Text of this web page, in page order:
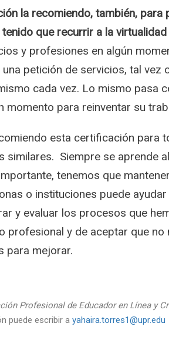
la recomiendo, también,
que recurrir a la
y profesiones en algún
petición de servicios, tal
cada vez. Lo mismo pasa
momento para reinventar su
esta certificación para
similares. Siempre se aprende
tenemos que
o instituciones puede
y evaluar los procesos que
profesional y de aceptar que
para mejorar.
Profesional de Educador en Línea y
puede escribir a yahaira.torres1@upr.edu